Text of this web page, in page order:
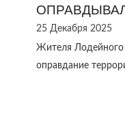
25 Декабря 2025
Жителя Лодейного
оправдание